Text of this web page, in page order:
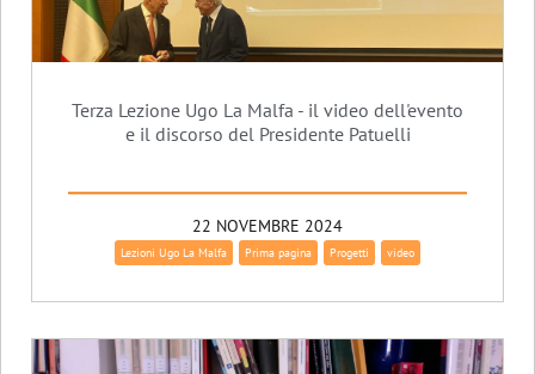
Terza Lezione Ugo La Malfa - il video dell'evento
e il discorso del Presidente Patuelli
22 NOVEMBRE 2024
Lezioni Ugo La Malfa Prima pagina Progetti video